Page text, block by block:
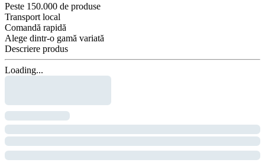
Peste 150.000 de produse
Transport local
Comandă rapidă
Alege dintr-o gamă variată
Descriere produs
Loading...